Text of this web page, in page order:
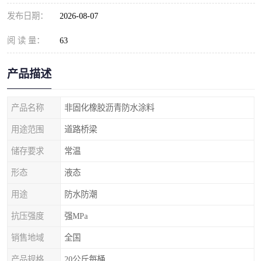
发布日期： 2026-08-07
阅 读 量： 63
产品描述
产品名称 非固化橡胶沥青防水涂料
用途范围 道路桥梁
储存要求 常温
形态 液态
用途 防水防潮
抗压强度 强MPa
销售地域 全国